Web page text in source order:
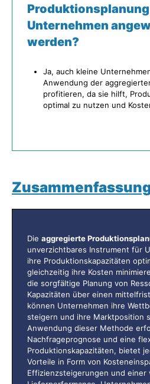
Unternehmen
werden?
Ja, auch kleine
Anwendung der
profitieren, da sie hilft,
optimal zu nutzen und
Die aggregierte
unverzichtbares Instrument für
ihre Produktionskapazitäten
gleichzeitig ihre Kosten
die sorgfältige Planung von
Kapazitäten über einen
können Unternehmen ihre
steigern und ihre Marktposition
Anwendung dieser Methode
Nachfrageprognose und eine
Produktionskapazitäten, bietet
Vorteile in Form von
Effizienzsteigerungen und einer